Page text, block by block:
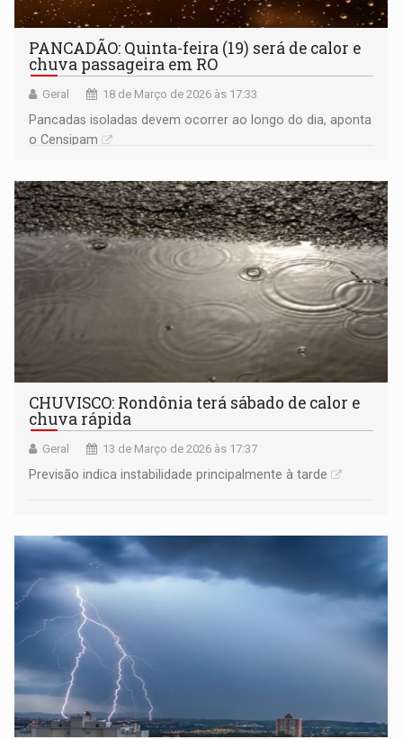
PANCADÃO: Quinta-feira (19) será de calor e
chuva passageira em RO
Geral 18 de Março de 2026 às 17:33
Pancadas isoladas devem ocorrer ao longo do dia, aponta
o Censipam
CHUVISCO: Rondônia terá sábado de calor e
chuva rápida
Geral 13 de Março de 2026 às 17:37
Previsão indica instabilidade principalmente à tarde